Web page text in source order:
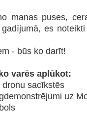
manas puses,
es
- būs ko darīt!
varēs aplūkot:
sacīkstēs
uz